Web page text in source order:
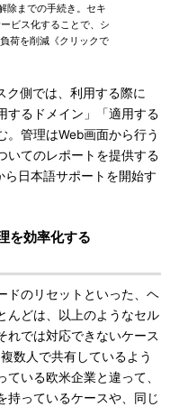
までの手続き。セキ
ビス化することで、シ
荷を削減《クリックで
側では、利用する際に
するドメイン」「適用する
。管理はWeb画面から行う
いてのレポートを提供する
日本語サポートを開始す
を効率化する
のリセットといった、ヘ
んどは、以上のようなセル
れでは対応できないケース
数人で共有しているよう
いる欧米企業と違って、
持っているケースや、同じ